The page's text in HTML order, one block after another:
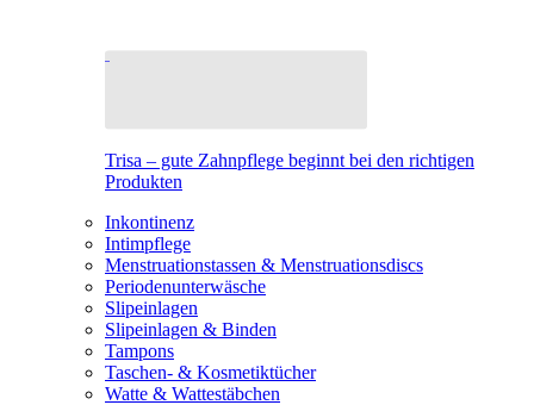
Trisa – gute Zahnpflege beginnt bei den richtigen
Produkten
Inkontinenz
Intimpflege
Menstruationstassen & Menstruationsdiscs
Periodenunterwäsche
Slipeinlagen
Slipeinlagen & Binden
Tampons
Taschen- & Kosmetiktücher
Watte & Wattestäbchen